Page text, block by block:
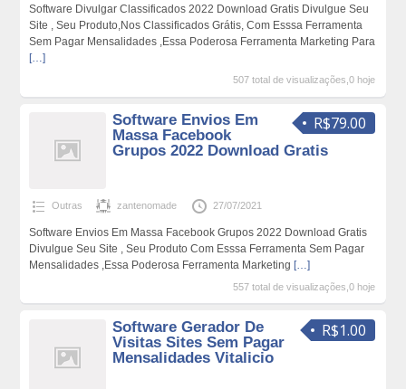
Software Divulgar Classificados 2022 Download Gratis Divulgue Seu
Site , Seu Produto,Nos Classificados Grátis, Com Esssa Ferramenta
Sem Pagar Mensalidades ,Essa Poderosa Ferramenta Marketing Para
[…]
507 total de visualizações,0 hoje
R$79.00
Software Envios Em
Massa Facebook
Grupos 2022 Download Gratis
Outras zantenomade 27/07/2021
Software Envios Em Massa Facebook Grupos 2022 Download Gratis
Divulgue Seu Site , Seu Produto Com Esssa Ferramenta Sem Pagar
Mensalidades ,Essa Poderosa Ferramenta Marketing […]
557 total de visualizações,0 hoje
R$1.00
Software Gerador De
Visitas Sites Sem Pagar
Mensalidades Vitalicio